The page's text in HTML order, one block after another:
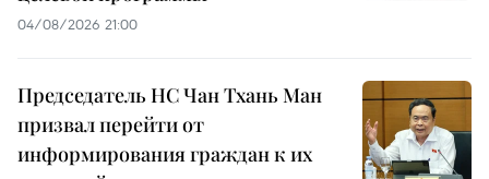
04/08/2026 21:00
Председатель НС Чан Тхань Ман
призвал перейти от
информирования граждан к их